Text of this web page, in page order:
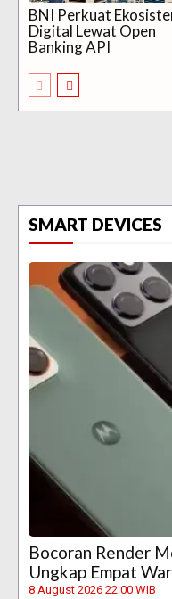
BNI Perkuat
Digital Lewat Open
Banking API
SMART DEVICES
Bocoran Render
Ungkap Empat
8 August 2026 22:00 WIB